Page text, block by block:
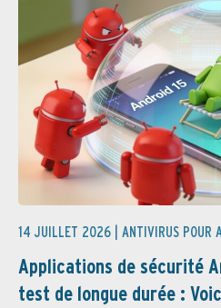
14 JUILLET 2026 | ANTIVIRUS POUR
Applications de sécurité
test de longue durée :